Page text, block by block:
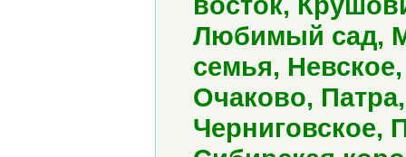
Любимый сад,
семья,
Очаково,
Черниговское,